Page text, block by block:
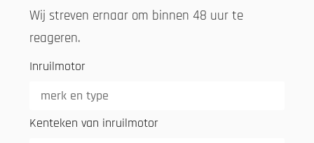
Wij streven ernaar om binnen 48 uur te
reageren.
Inruilmotor
Kenteken van inruilmotor